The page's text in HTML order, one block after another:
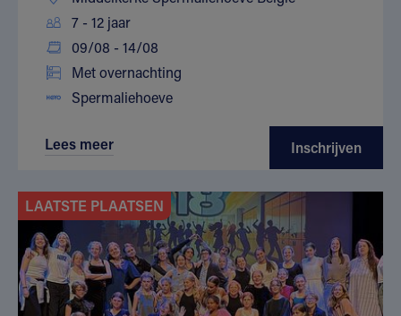
7 - 12 jaar
09/08 - 14/08
Met overnachting
Spermaliehoeve
Lees meer Inschrijven
LAATSTE PLAATSEN